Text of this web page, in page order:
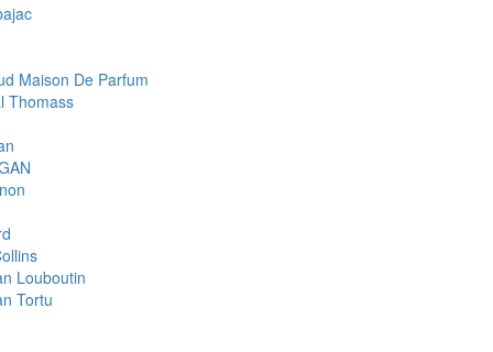
Maison De Parfum
Thomass
Louboutin
Tortu